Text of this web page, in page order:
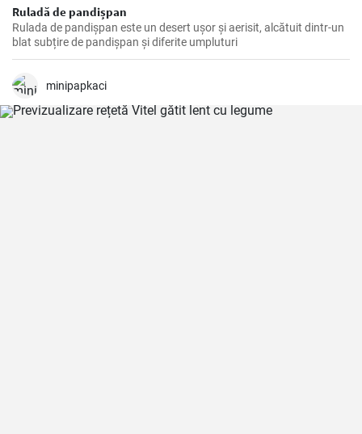
Ruladă de pandișpan
Rulada de pandișpan este un desert ușor și aerisit, alcătuit dintr-un
blat subțire de pandișpan și diferite umpluturi
minipapkaci